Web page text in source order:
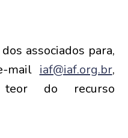
associados para,
mail iaf@iaf.org.br,
do recurso